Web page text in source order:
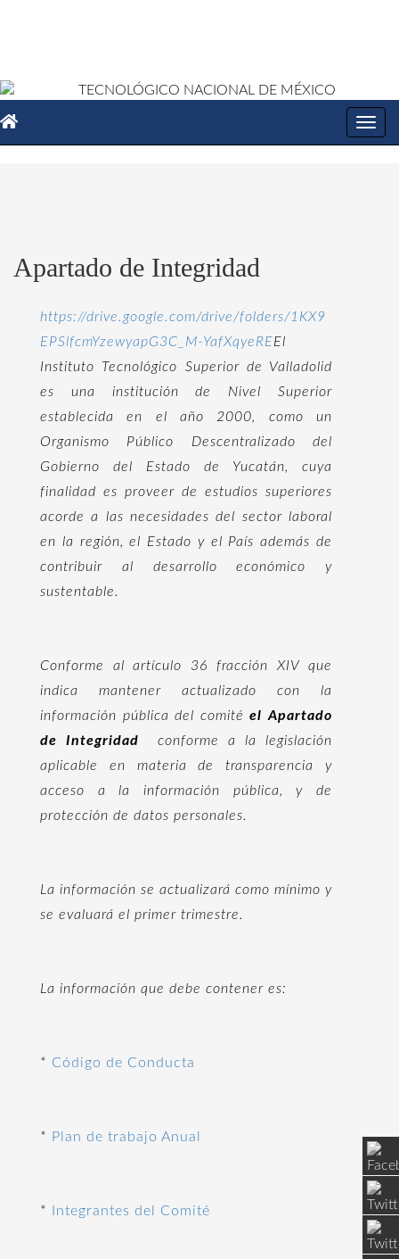
Apartado de Integridad
https://drive.google.com/drive/folders/1KX9
EPSlfcmYzewyapG3C_M-YafXqyeREEl
Instituto Tecnológico Superior de Valladolid
es una institución de Nivel Superior
establecida en el año 2000, como un
Organismo Público Descentralizado del
Gobierno del Estado de Yucatán, cuya
finalidad es proveer de estudios superiores
acorde a las necesidades del sector laboral
en la región, el Estado y el País además de
contribuir al desarrollo económico y
sustentable.
Conforme al artículo 36 fracción XIV que
indica mantener actualizado con la
información pública del comitéel Apartado
de Integridad conforme a la legislación
aplicable en materia de transparencia y
acceso a la información pública, y de
protección de datos personales.
La información se actualizará como mínimo y
se evaluará el primer trimestre.
La información que debe contener es:
* Código de Conducta
* Plan de trabajo Anual
* Integrantes del Comité